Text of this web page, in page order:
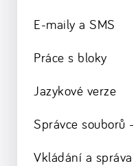
E-maily a SMS
Práce s bloky
Jazykové verze
Správce souborů
Vkládání a